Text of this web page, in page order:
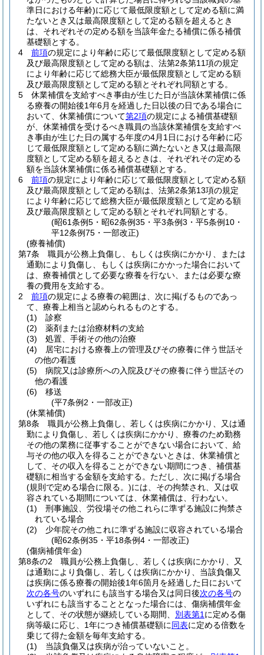
準日における年齢)に応じて最低限度額として定める額に満
たないとき又は最高限度額として定める額を超えるとき
は、それぞれその定める額を当該年金たる補償に係る補償
基礎額とする。
4
前項の規定により年齢に応じて最低限度額として定める額
及び最高限度額として定める額は、法第2条第11項の規定
により年齢に応じて総務大臣が最低限度額として定める額
及び最高限度額として定める額とそれぞれ同額とする。
5
休業補償を支給すべき事由が生じた日が当該休業補償に係
る療養の開始後1年6月を経過した日以後の日である場合に
おいて、休業補償について第2項の規定による補償基礎額
が、休業補償を受けるべき職員の当該休業補償を支給すべ
き事由が生じた日の属する年度の4月1日における年齢に応
じて最低限度額として定める額に満たないとき又は最高限
度額として定める額を超えるときは、それぞれその定める
額を当該休業補償に係る補償基礎額とする。
6
前項の規定により年齢に応じて最低限度額として定める額
及び最高限度額として定める額は、法第2条第13項の規定
により年齢に応じて総務大臣が最低限度額として定める額
及び最高限度額として定める額とそれぞれ同額とする。
(昭61条例5・昭62条例35・平3条例3・平5条例10・
平12条例75・一部改正)
(療養補償)
第7条
職員が公務上負傷し、もしくは疾病にかかり、または
通勤により負傷し、もしくは疾病にかかった場合において
は、療養補償として必要な療養を行ない、または必要な療
養の費用を支給する。
2
前項の規定による療養の範囲は、次に掲げるものであっ
て、療養上相当と認められるものとする。
(1)
診察
(2)
薬剤または治療材料の支給
(3)
処置、手術その他の治療
(4)
居宅における療養上の管理及びその療養に伴う世話そ
の他の看護
(5)
病院又は診療所への入院及びその療養に伴う世話その
他の看護
(6)
移送
(平7条例2・一部改正)
(休業補償)
第8条
職員が公務上負傷し、若しくは疾病にかかり、又は通
勤により負傷し、若しくは疾病にかかり、療養のため勤務
その他の業務に従事することができない場合において、給
与その他の収入を得ることができないときは、休業補償と
して、その収入を得ることができない期間につき、補償基
礎額に相当する金額を支給する。 ただし、次に掲げる場合
(規則で定める場合に限る。)には、その拘禁され、又は収
容されている期間については、休業補償は、行わない。
(1)
刑事施設、労役場その他これらに準ずる施設に拘禁さ
れている場合
(2)
少年院その他これに準ずる施設に収容されている場合
(昭62条例35・平18条例4・一部改正)
(傷病補償年金)
第8条の2
職員が公務上負傷し、若しくは疾病にかかり、又
は通勤により負傷し、若しくは疾病にかかり、当該負傷又
は疾病に係る療養の開始後1年6箇月を経過した日において
次の各号のいずれにも該当する場合又は同日後次の各号の
いずれにも該当することとなった場合には、傷病補償年金
として、その状態が継続している期間、 別表第1 に定める傷
病等級に応じ、1年につき補償基礎額に同表に定める倍数を
乗じて得た金額を毎年支給する。
(1)
当該負傷又は疾病が治っていないこと。